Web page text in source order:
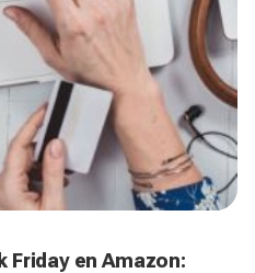
Friday en Amazon: